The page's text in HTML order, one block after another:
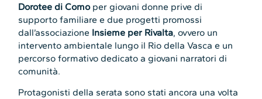
Dorotee di Comoper giovani donne prive di
supporto familiare e due progetti promossi
dall’associazione Insieme per Rivalta, ovvero un
intervento ambientale lungo il Rio della Vasca e un
percorso formativo dedicato a giovani narratori di
comunità.
Protagonisti della serata sono stati ancora una volta